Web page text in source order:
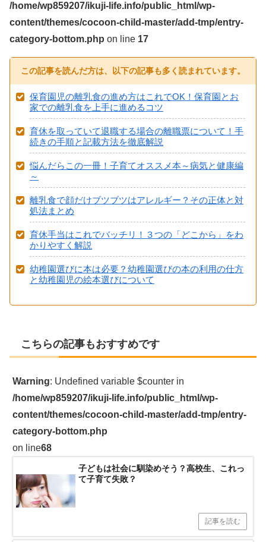
/home/wp859207/ikuji-life.info/public_html/wp-
content/themes/cocoon-child-master/add-tmp/entry-
category-bottom.php on line 17
この記事を読んだ方は、以下の記事も多く読まれています。
保育園児の離乳食の進め方はこれでOK！保育園とお
家での離乳食を上手に進めるコツ
育休を取っていて退職する場合の離職票について！手
続きの手順と記載方法を徹底解説
悩んだらこの一冊！子育てオススメ本～病気と健康編
～
離乳食で顔だけブツブツはアレルギー？その正体と対
処法まとめ
育休手当はこれでバッチリ！３つの「どこから」をわ
かりやすく解説
幼稚園選びに本は必要？幼稚園選びの本の利用の仕方
と幼稚園児の絵本選びについて
こちらの記事もおすすめです
Warning: Undefined variable $counter in
/home/wp859207/ikuji-life.info/public_html/wp-
content/themes/cocoon-child-master/add-tmp/entry-
category-bottom.php
on line68
子どもは社会に馴染めそう？高校生、これっ
て子育て失敗？
記事を読む